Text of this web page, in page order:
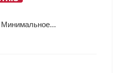
Минимальное...